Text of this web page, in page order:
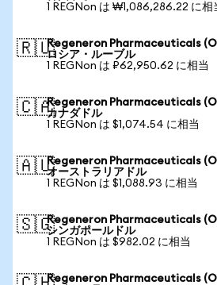
1 REGNon は ₩1,086,286.22 に相
🇷🇺Regeneron Pharmaceuticals
ロシア・ルーブル
1 REGNon は ₽62,950.62 に相当
🇨🇦Regeneron Pharmaceuticals
カナダドル
1 REGNon は $1,074.54 に相当
🇦🇺Regeneron Pharmaceuticals
オーストラリアドル
1 REGNon は $1,088.93 に相当
🇸🇬Regeneron Pharmaceuticals
シンガポールドル
1 REGNon は $982.02 に相当
Regeneron Pharmaceuticals